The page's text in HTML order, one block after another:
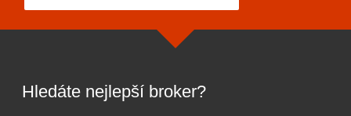
Hledáte nejlepší broker?